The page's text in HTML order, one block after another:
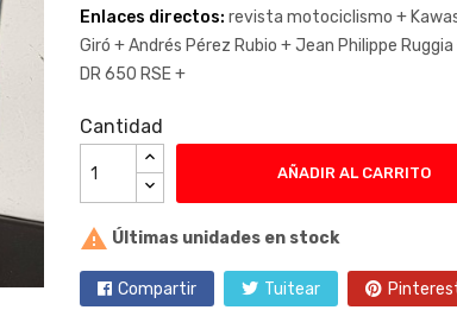
Enlaces directos: revista motociclismo +
Giró +Andrés Pérez Rubio +Jean Philippe Ruggia
DR 650 RSE +
Cantidad
AÑADIR AL CARRITO
 Últimas unidades en stock
Compartir Tuitear